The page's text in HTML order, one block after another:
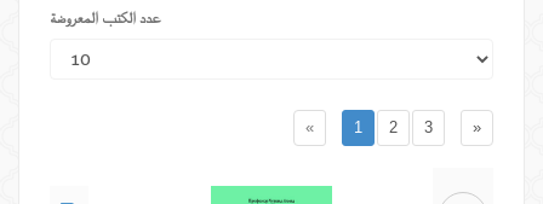
عدد الكتب المعروضة
« 1 2 3 »